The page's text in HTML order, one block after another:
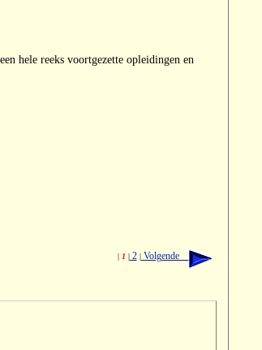
hele reeks voortgezette opleidingen en
| 1 |2|Volgende